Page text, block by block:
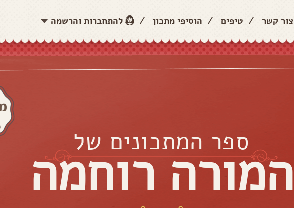
צור קשר / טיפים / הוסיפי מתכון / להתחברות והרשמה
ספר המתכונים של
המורה רוחמה